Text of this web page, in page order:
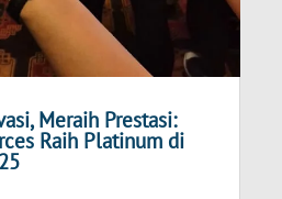
Meraih Prestasi:
Raih Platinum di